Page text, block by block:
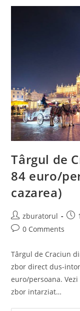
Târgul de
84 euro/
cazarea)
Post
author:
zburatorul
Post
Post0 Comments
Târgul de Craciun
zbor direct dus-
euro/persoana.
zbor intarziat…